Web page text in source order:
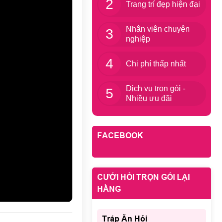
2 Trang trí đẹp hiện đại
3
Nhân viên chuyên
nghiệp
4 Chi phí thấp nhất
5
Dịch vụ trọn gói -
Nhiều ưu đãi
FACEBOOK
CƯỚI HỎI TRỌN GÓI LẠI
HẰNG
Tráp Ăn Hỏi